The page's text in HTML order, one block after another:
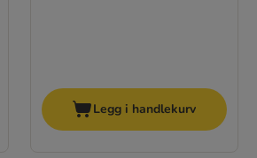
Legg i handlekurv